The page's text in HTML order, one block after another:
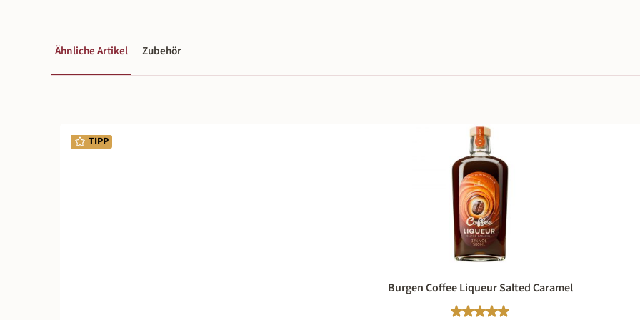
Ähnliche Artikel Zubehör
TIPP
Burgen Coffee Liqueur Salted Caramel
Durchschnittliche Bewertung von